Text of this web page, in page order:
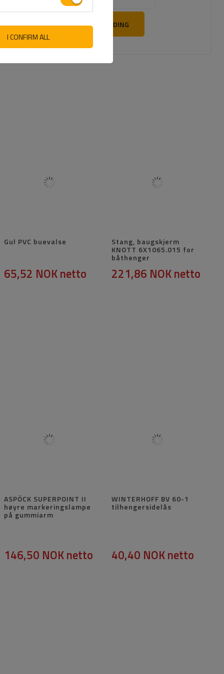
SEND TILBAKEMELDING
Gul PVC buevalse
65,52 NOKnetto
Stang, baugskjerm
KNOTT 6X1065.015 for
båthenger
221,86 NOKnetto
ASPÖCK SUPERPOINT II
høyre markeringslampe
på gummiarm
146,50 NOKnetto
WINTERHOFF BV 60-1
tilhengersidelås
40,40 NOKnetto
I CONFIRM ALL